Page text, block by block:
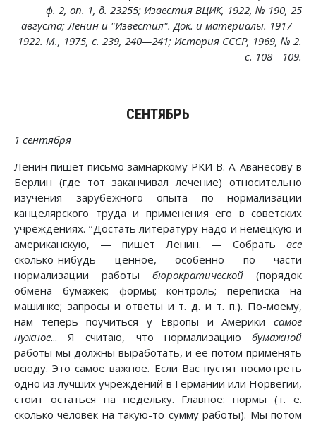
ф. 2, on. 1, д. 23255; Известия ВЦИК, 1922, № 190, 25
августа; Ленин и "Известия". Док. и материалы. 1917—
1922. М., 1975, с. 239, 240—241; История СССР, 1969, № 2.
с. 108—109.
СЕНТЯБРЬ
1 сентября
Ленин пишет письмо замнаркому РКИ В. А. Аванесову в
Берлин (где тот заканчивал лечение) относительно
изучения зарубежного опыта по нормализации
канцелярского труда и применения его в советских
учреждениях. ’’Достать литературу надо и немецкую и
американскую, — пишет Ленин. — Собрать все
сколько-нибудь ценное, особенно по части
нормализации работы бюрократической (порядок
обмена бумажек; формы; контроль; переписка на
машинке; запросы и ответы и т. д. и т. п.). По-моему,
нам теперь поучиться у Европы и Америки самое
нужное... Я считаю, что нормализацию бумажной
работы мы должны выработать, и ее потом применять
всюду. Это самое важное. Если Вас пустят посмотреть
одно из лучших учреждений в Германии или Норвегии,
стоит остаться на недельку. Главное: нормы (т. е.
сколько человек на такую-то сумму работы). Мы потом